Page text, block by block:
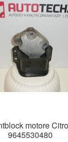
motore
9645530480